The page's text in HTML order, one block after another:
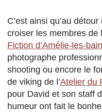
C’est ainsi qu’au
croiser les membres de
Fiction d’Amélie-les-
photographe
shooting ou encore le
de viking de l’Atelier du
pour David et son staff
humeur ont fait le